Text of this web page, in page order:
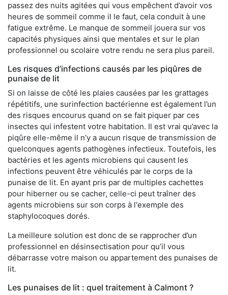
passez des nuits agitées qui vous empêchent d’avoir vos
heures de sommeil comme il le faut, cela conduit à une
fatigue extrême. Le manque de sommeil jouera sur vos
capacités physiques ainsi que mentales et sur le plan
professionnel ou scolaire votre rendu ne sera plus pareil.
Les risques d’infections causés par les piqûres de
punaise de lit
Si on laisse de côté les plaies causées par les grattages
répétitifs, une surinfection bactérienne est également l’un
des risques encourus quand on se fait piquer par ces
insectes qui infestent votre habitation. Il est vrai qu’avec la
piqûre elle-même il n’y a aucun risque de transmission de
quelconques agents pathogènes infectieux. Toutefois, les
bactéries et les agents microbiens qui causent les
infections peuvent être véhiculés par le corps de la
punaise de lit. En ayant pris par de multiples cachettes
pour hiberner ou se cacher, celle-ci peut traîner des
agents microbiens sur son corps à l'exemple des
staphylocoques dorés.
La meilleure solution est donc de se rapprocher d’un
professionnel en désinsectisation pour qu’il vous
débarrasse votre maison ou appartement des punaises de
lit.
Les punaises de lit : quel traitement à Calmont ?